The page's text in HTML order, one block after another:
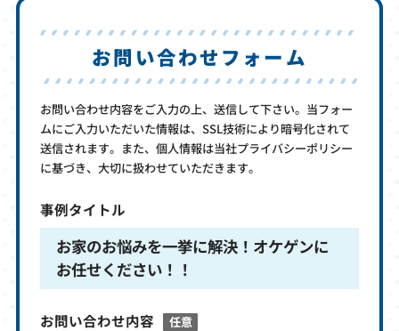
お問い合わせフォーム
お問い合わせ内容をご入力の上、送信して下さい。当フォー
ムにご入力いただいた情報は、SSL技術により暗号化されて
送信されます。また、個人情報は当社プライバシーポリシー
に基づき、大切に扱わせていただきます。
事例タイトル
お家のお悩みを一挙に解決！オケゲンに
お任せください！！
お問い合わせ内容 任意